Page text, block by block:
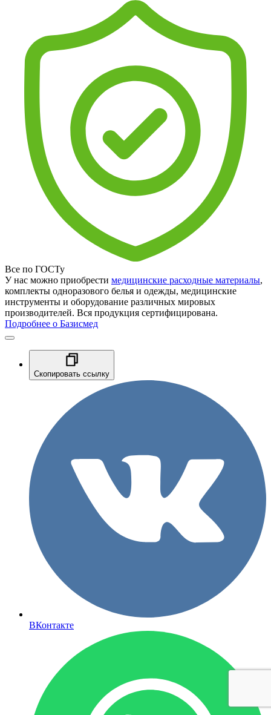
Все по ГОСТу
У нас можно приобрести медицинские расходные материалы,
комплекты одноразового белья и одежды, медицинские
инструменты и оборудование различных мировых
производителей. Вся продукция сертифицирована.
Подробнее о Базисмед
Скопировать ссылку
ВКонтакте